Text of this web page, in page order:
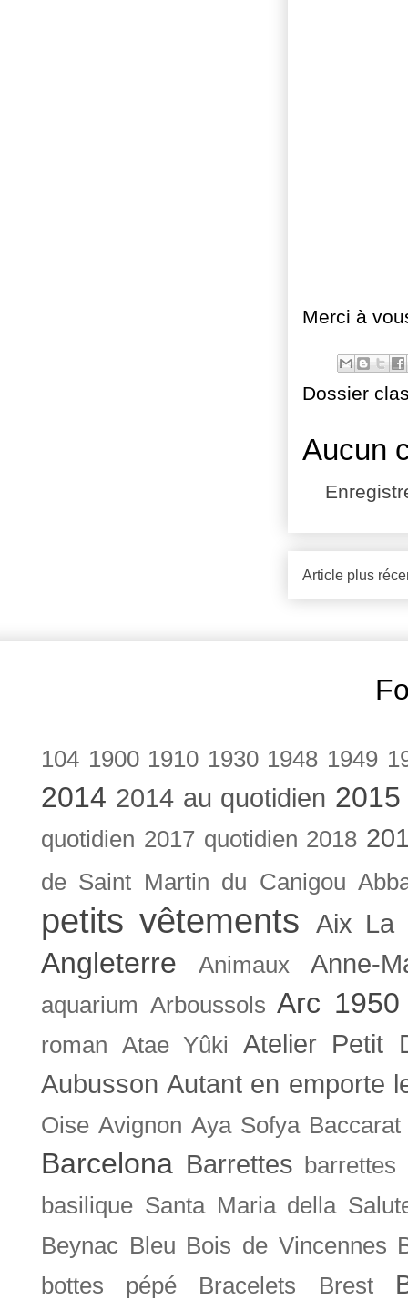
Merci à
Dossier
Aucun
Article plus
104 1900 1910 1930 1948 1949
2014 2014 au quotidien
quotidien 2017 quotidien 2018
de Saint Martin du Canigou
petits vêtements Aix La
Angleterre Animaux Anne-
aquarium Arboussols Arc 1950
roman Atae Yûki
Atelier Petit
Aubusson Autant en emporte
Oise Avignon Aya Sofya Baccarat
Barcelona Barrettes
basilique Santa Maria della
Beynac Bleu Bois de Vincennes
bottes pépé
Bracelets Brest